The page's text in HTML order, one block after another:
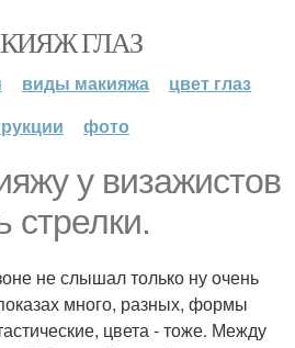
ГЛАЗ
виды макияжа
цвет глаз
фото
у визажистов
стрелки.
не слышал только ну очень
много, разных, формы
цвета - тоже. Между